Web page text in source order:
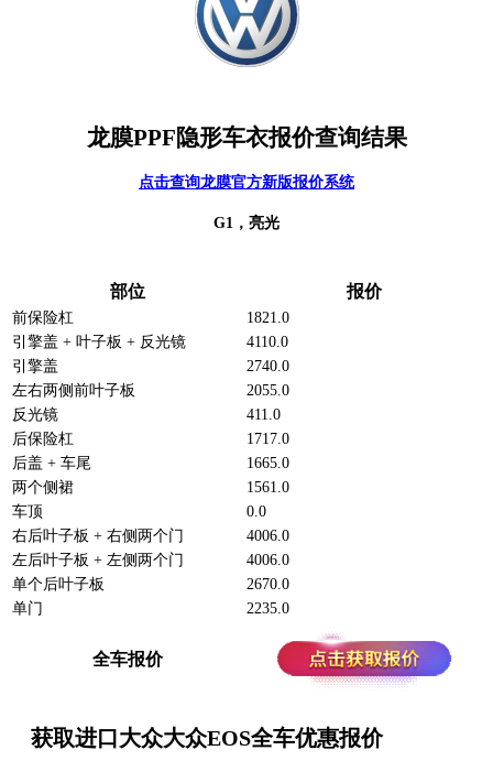
龙膜PPF隐形车衣报价查询结果
点击查询龙膜官方新版报价系统
G1，亮光
部位 报价
前保险杠
1821.0
引擎盖 + 叶子板 + 反光镜
4110.0
引擎盖
2740.0
左右两侧前叶子板
2055.0
反光镜
411.0
后保险杠
1717.0
后盖 + 车尾
1665.0
两个侧裙
1561.0
车顶
0.0
右后叶子板 + 右侧两个门
4006.0
左后叶子板 + 左侧两个门
4006.0
单个后叶子板
2670.0
单门
2235.0
全车报价
获取进口大众大众EOS全车优惠报价